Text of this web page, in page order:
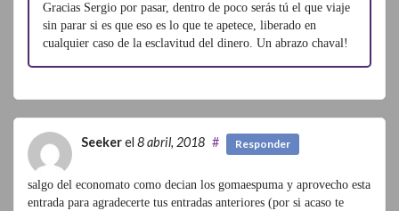
Gracias Sergio por pasar, dentro de poco serás tú el que viaje
sin parar si es que eso es lo que te apetece, liberado en
cualquier caso de la esclavitud del dinero. Un abrazo chaval!
Seekerel 8 abril, 2018 # Responder
salgo del economato como decian los gomaespuma y aprovecho esta
entrada para agradecerte tus entradas anteriores (por si acaso te